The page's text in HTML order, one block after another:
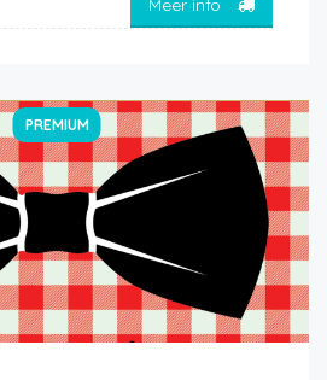
Meer info
PREMIUM